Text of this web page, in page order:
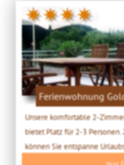
✷✷✷✷
Ferienwohnung
Unsere komfortable 2-
bietet Platz für 2-3
können Sie entspanne